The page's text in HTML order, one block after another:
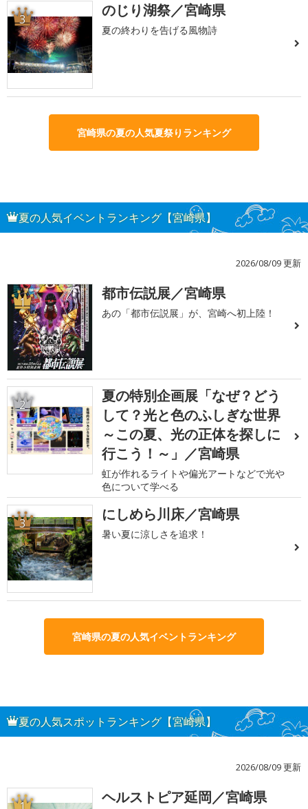
3 のじり湖祭／宮崎県
夏の終わりを告げる風物詩
宮崎県の夏の人気夏祭りランキング
夏の人気イベントランキング【宮崎県】
2026/08/09 更新
1 都市伝説展／宮崎県
あの「都市伝説展」が、宮崎へ初上陸！
2
夏の特別企画展「なぜ？どう
して？光と色のふしぎな世界
～この夏、光の正体を探しに
行こう！～」／宮崎県
虹が作れるライトや偏光アートなどで光や
色について学べる
3 にしめら川床／宮崎県
暑い夏に涼しさを追求！
宮崎県の夏の人気イベントランキング
夏の人気スポットランキング【宮崎県】
2026/08/09 更新
1 ヘルストピア延岡／宮崎県